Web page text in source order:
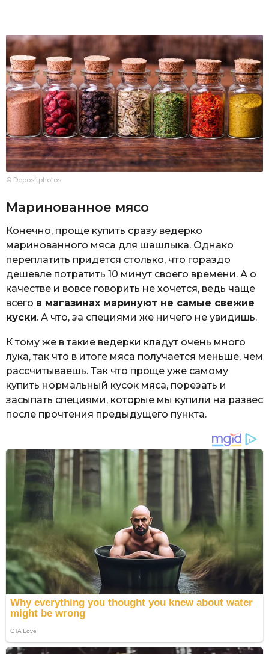
© Depositphotos
Маринованное мясо
Конечно, проще купить сразу ведерко
маринованного мяса для шашлыка. Однако
переплатить придется столько, что гораздо
дешевле потратить 10 минут своего времени. А о
качестве и вовсе говорить не хочется, ведь чаще
всего в магазинах маринуют не самые свежие
куски. А что, за специями же ничего не увидишь.
К тому же в такие ведерки кладут очень много
лука, так что в итоге мяса получается меньше, чем
рассчитываешь. Так что проще уже самому
купить нормальный кусок мяса, порезать и
засыпать специями, которые мы купили на развес
после прочтения предыдущего пункта.